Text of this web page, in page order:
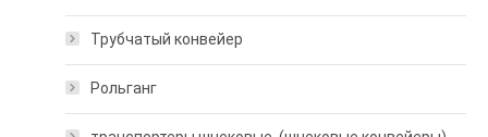
Трубчатый конвейер
Рольганг